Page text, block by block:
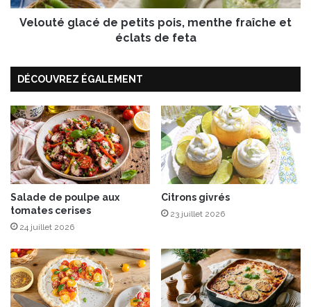
B
c
0
2
4
l
d
p
e
t
i
t
s
p
o
i
s
m
e
n
t
Velouté glacé de petits pois, menthe fraîche et
éclats de feta
DÉCOUVREZ ÉGALEMENT
Salade de poulpe aux
tomates cerises
24 juillet 2026
Citrons givrés
23 juillet 2026